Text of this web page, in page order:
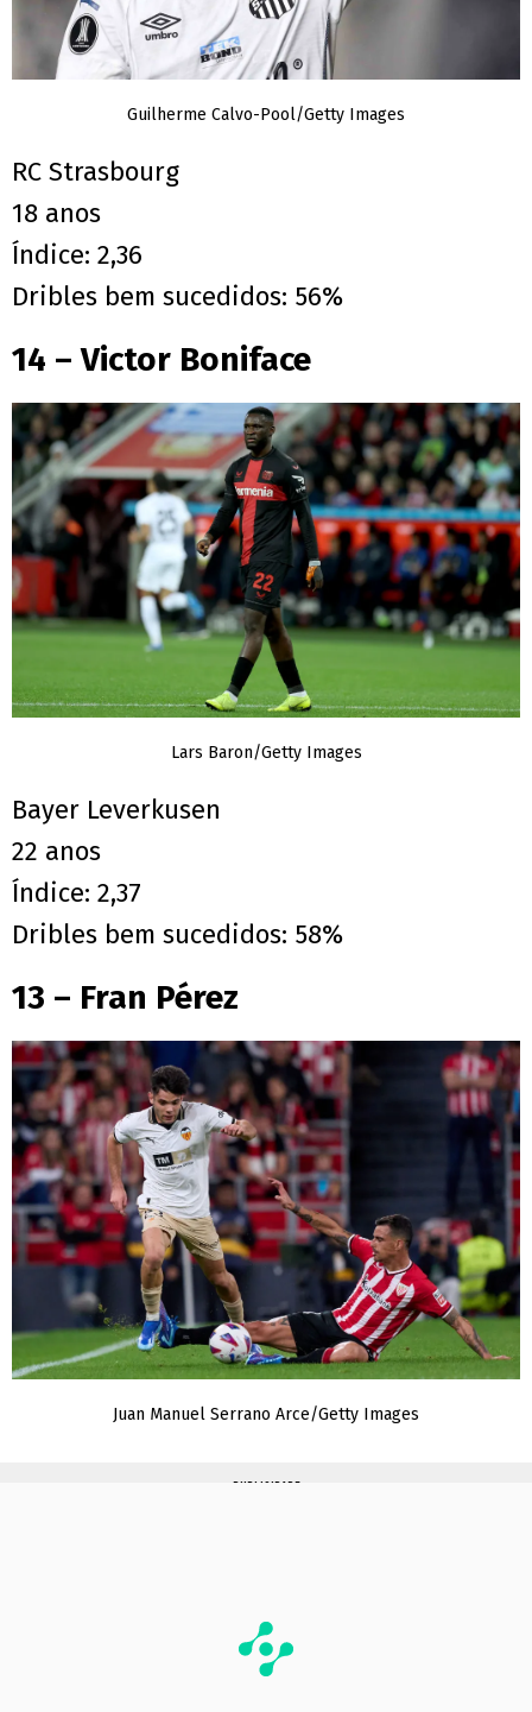
Guilherme Calvo-Pool/Getty Images
RC Strasbourg
18 anos
Índice: 2,36
Dribles bem sucedidos: 56%
14 – Victor Boniface
Lars Baron/Getty Images
Bayer Leverkusen
22 anos
Índice: 2,37
Dribles bem sucedidos: 58%
13 – Fran Pérez
Juan Manuel Serrano Arce/Getty Images
PUBLICIDADE